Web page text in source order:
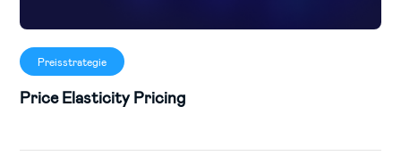
Preisstrategie
Price Elasticity Pricing